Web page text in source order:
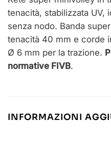
tenacità, stabilizzata UV,
senza nodo. Banda
tenacità 40 mm e corde
Ø 6 mm per la trazione.
normative FIVB.
INFORMAZIONI